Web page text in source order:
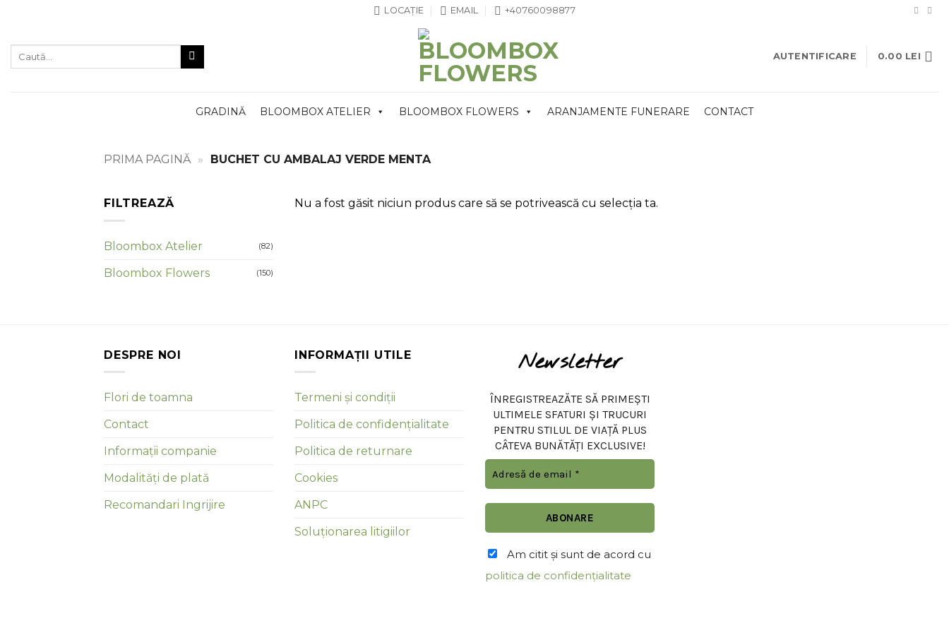
content
LOCAȚIE EMAIL +40760098877
AUTENTIFICARE 0.00 LEI
GRADINĂ BLOOMBOX ATELIER BLOOMBOX FLOWERS ARANJAMENTE FUNERARE CONTACT
PRIMA PAGINĂ » BUCHET CU AMBALAJ VERDE MENTA
FILTREAZĂ
Bloombox Atelier (82)
Bloombox Flowers (150)
Nu a fost găsit niciun produs care să se potrivească cu selecția ta.
DESPRE NOI
Flori de toamna
Contact
Informații companie
Modalități de plată
Recomandari Ingrijire
INFORMAȚII UTILE
Termeni și condiții
Politica de confidențialitate
Politica de returnare
Cookies
ANPC
Soluționarea litigiilor
Newsletter
ÎNREGISTREAZĂTE SĂ PRIMEȘTI
ULTIMELE SFATURI ȘI TRUCURI
PENTRU STILUL DE VIAȚĂ PLUS
CÂTEVA BUNĂTĂȚI EXCLUSIVE!
Am citit şi sunt de acord cu
politica de confidențialitate